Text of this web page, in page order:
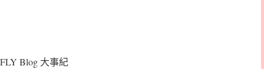
FLY Blog 大事紀